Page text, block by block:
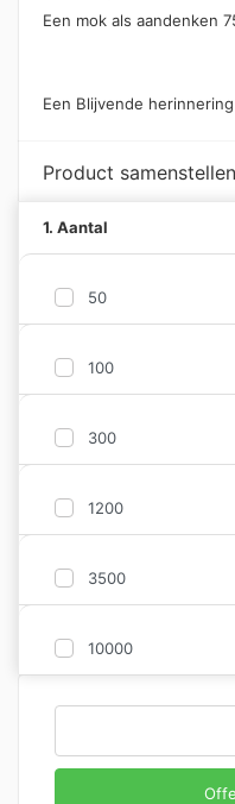
Een mok als aandenken
Een Blijvende
Product samenstellen
1. Aantal
50
100
300
1200
3500
10000